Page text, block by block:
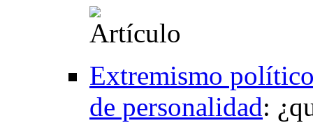
Extremismo
de personalidad: